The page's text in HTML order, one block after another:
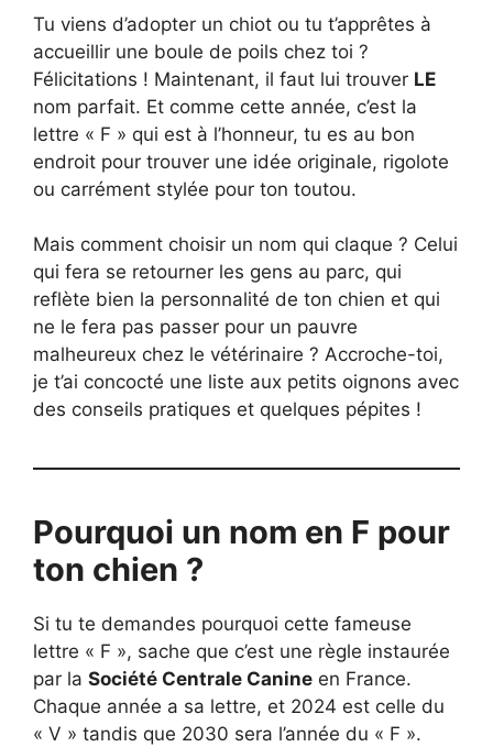
Tu viens d’adopter un chiot ou tu t’apprêtes à
accueillir une boule de poils chez toi ?
Félicitations ! Maintenant, il faut lui trouver LE
nom parfait. Et comme cette année, c’est la
lettre « F » qui est à l’honneur, tu es au bon
endroit pour trouver une idée originale, rigolote
ou carrément stylée pour ton toutou.
Mais comment choisir un nom qui claque ? Celui
qui fera se retourner les gens au parc, qui
reflète bien la personnalité de ton chien et qui
ne le fera pas passer pour un pauvre
malheureux chez le vétérinaire ? Accroche-toi,
je t’ai concocté une liste aux petits oignons avec
des conseils pratiques et quelques pépites !
Pourquoi un nom en F pour
ton chien ?
Si tu te demandes pourquoi cette fameuse
lettre « F », sache que c’est une règle instaurée
par la Société Centrale Canine en France.
Chaque année a sa lettre, et 2024 est celle du
« V » tandis que 2030 sera l’année du « F ».